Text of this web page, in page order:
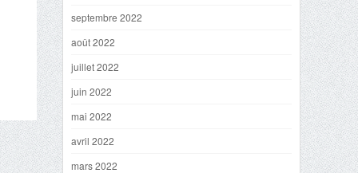
septembre 2022
août 2022
juillet 2022
juin 2022
mai 2022
avril 2022
mars 2022